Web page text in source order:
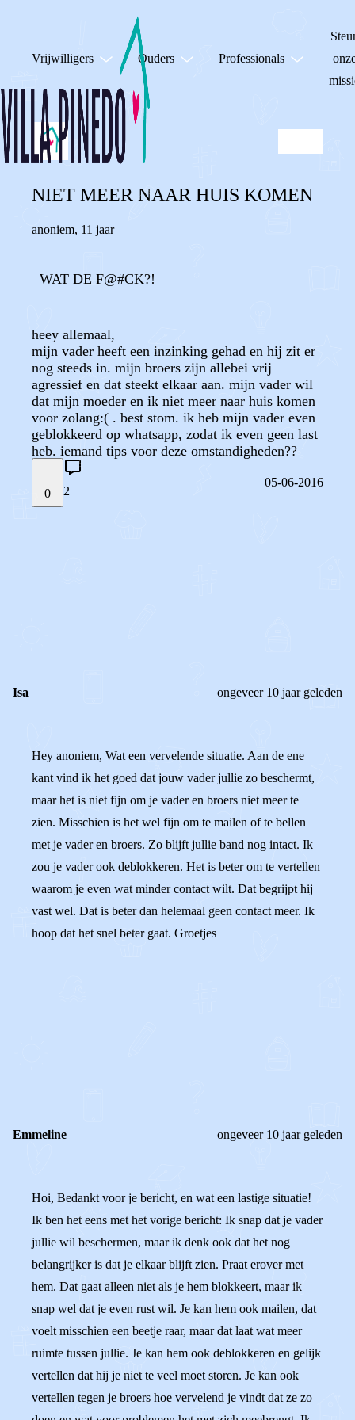
Vrijwilligers Ouders Professionals
NIET MEER NAAR HUIS KOMEN
anoniem, 11 jaar
WAT DE F@#CK?!
heey allemaal,
mijn vader heeft een inzinking gehad en hij zit er
nog steeds in. mijn broers zijn allebei vrij
agressief en dat steekt elkaar aan. mijn vader wil
dat mijn moeder en ik niet meer naar huis komen
voor zolang:( . best stom. ik heb mijn vader even
geblokkeerd op whatsapp, zodat ik even geen last
heb. iemand tips voor deze omstandigheden??
0 2
05-06-2016
Isa ongeveer 10 jaar geleden
Hey anoniem, Wat een vervelende situatie. Aan de ene
kant vind ik het goed dat jouw vader jullie zo beschermt,
maar het is niet fijn om je vader en broers niet meer te
zien. Misschien is het wel fijn om te mailen of te bellen
met je vader en broers. Zo blijft jullie band nog intact. Ik
zou je vader ook deblokkeren. Het is beter om te vertellen
waarom je even wat minder contact wilt. Dat begrijpt hij
vast wel. Dat is beter dan helemaal geen contact meer. Ik
hoop dat het snel beter gaat. Groetjes
Emmeline ongeveer 10 jaar geleden
Hoi, Bedankt voor je bericht, en wat een lastige situatie!
Ik ben het eens met het vorige bericht: Ik snap dat je vader
jullie wil beschermen, maar ik denk ook dat het nog
belangrijker is dat je elkaar blijft zien. Praat erover met
hem. Dat gaat alleen niet als je hem blokkeert, maar ik
snap wel dat je even rust wil. Je kan hem ook mailen, dat
voelt misschien een beetje raar, maar dat laat wat meer
ruimte tussen jullie. Je kan hem ook deblokkeren en gelijk
vertellen dat hij je niet te veel moet storen. Je kan ook
vertellen tegen je broers hoe vervelend je vindt dat ze zo